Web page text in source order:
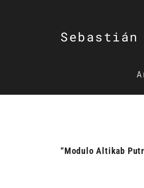
Sebastián
“Modulo Altikab